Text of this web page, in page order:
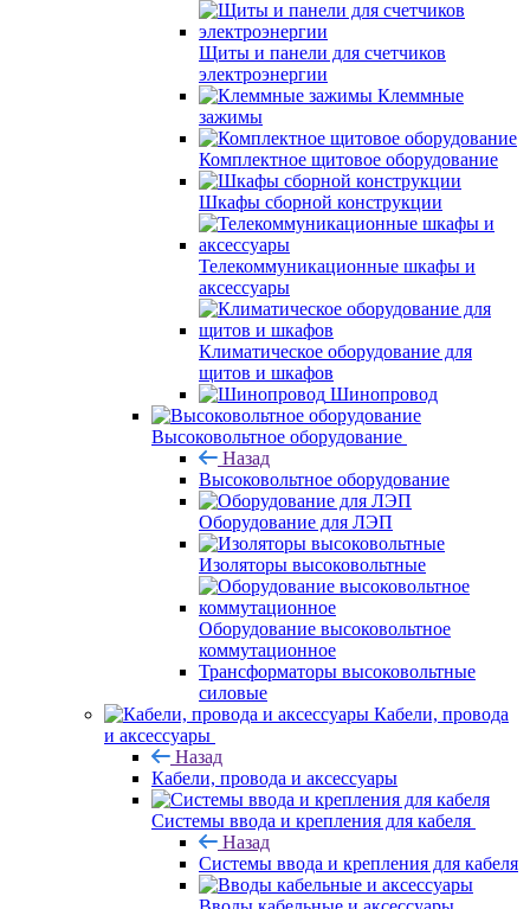
Щиты и панели для счетчиков
электроэнергии
Клеммные
зажимы
Комплектное щитовое оборудование
Шкафы сборной конструкции
Телекоммуникационные шкафы и
аксессуары
Климатическое оборудование для
щитов и шкафов
Шинопровод
Высоковольтное оборудование
Назад
Высоковольтное оборудование
Оборудование для ЛЭП
Изоляторы высоковольтные
Оборудование высоковольтное
коммутационное
Трансформаторы высоковольтные
силовые
Кабели, провода
и аксессуары
Назад
Кабели, провода и аксессуары
Системы ввода и крепления для кабеля
Назад
Системы ввода и крепления для кабеля